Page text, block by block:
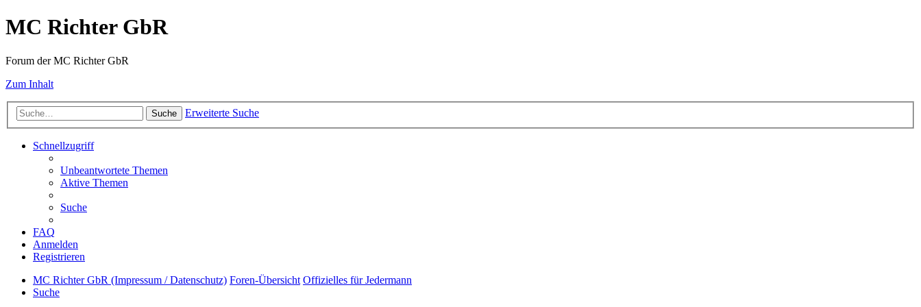
MC Richter GbR
Forum der MC Richter GbR
Zum Inhalt
Suche Erweiterte Suche
Schnellzugriff
Unbeantwortete Themen
Aktive Themen
Suche
FAQ
Anmelden
Registrieren
MC Richter GbR (Impressum / Datenschutz) Foren-Übersicht Offizielles für Jedermann
Suche